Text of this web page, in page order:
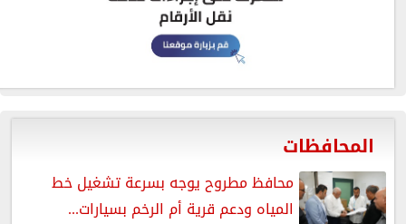
المحافظات
محافظ مطروح يوجه بسرعة تشغيل خط
المياه ودعم قرية أم الرخم بسيارات...